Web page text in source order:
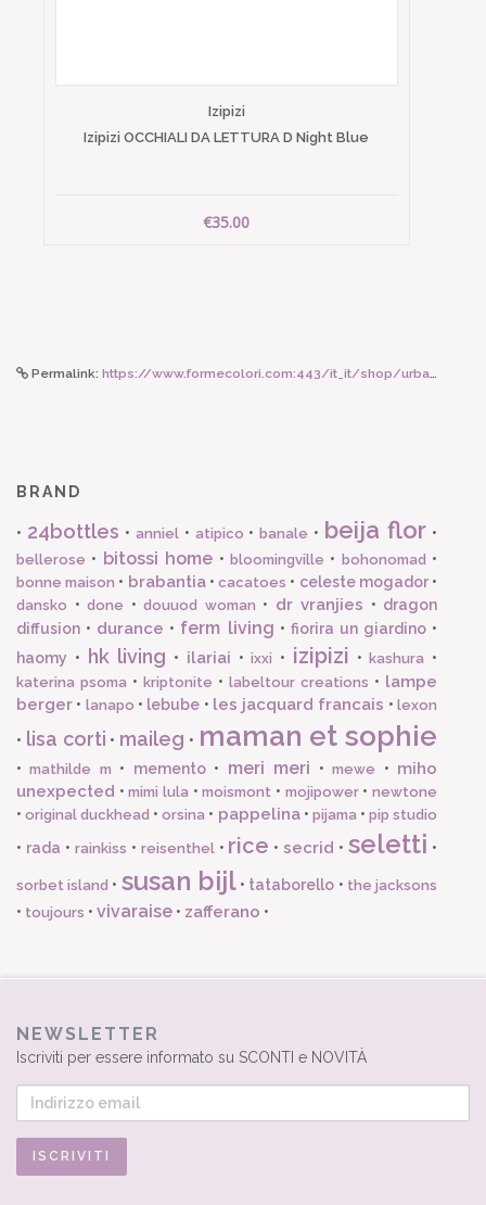
Izipizi
Izipizi OCCHIALI DA LETTURA D Night Blue
€35.00
Permalink: https://www.formecolori.com:443/it_it/shop/urban_bottles/clima_bottle/24bottles_clima_bottle_powder_blue_500_ml/6198
BRAND
• 24bottles • anniel• atipico •banale • beija flor •
bellerose • bitossi home • bloomingville • bohonomad •
bonne maison • brabantia•cacatoes • celeste mogador•
dansko • done • douuod woman • dr vranjies • dragon
diffusion • durance • ferm living • fiorira un giardino•
haomy • hk living • ilariai •ixxi • izipizi •kashura •
katerina psoma • kriptonite • labeltour creations • lampe
berger • lanapo • lebube • les jacquard francais •lexon
• lisa corti • maileg • maman et sophie
•mathilde m • memento• meri meri •mewe • miho
unexpected •mimi lula •moismont • mojipower•newtone
•original duckhead •orsina • pappelina• pijama • pip studio
• rada • rainkiss • reisenthel• rice •secrid •seletti •
sorbet island • susan bijl• tataborello • the jacksons
• toujours • vivaraise • zafferano •
NEWSLETTER
Iscriviti per essere informato su SCONTI e NOVITÀ